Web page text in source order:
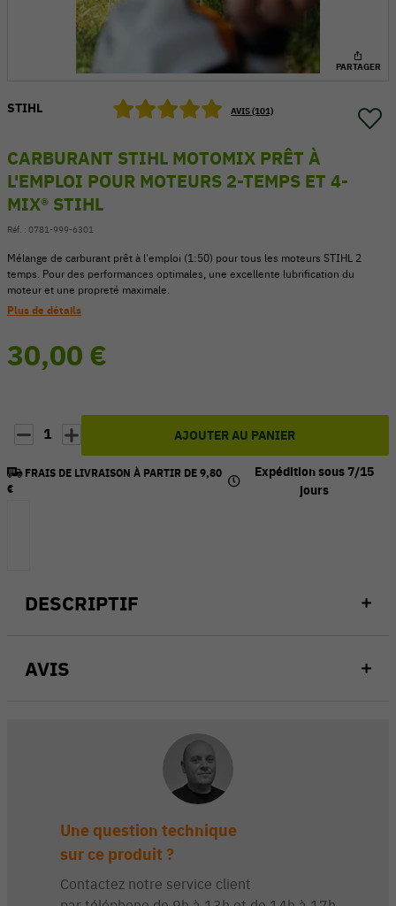
PARTAGER
DESCRIPTIF
AVIS
STIHL AVIS (101)
CARBURANT STIHL MOTOMIX PRÊT À
L'EMPLOI POUR MOTEURS 2-TEMPS ET 4-
MIX® STIHL
Réf. : 0781-999-6301
Mélange de carburant prêt à l'emploi (1:50) pour tous les moteurs STIHL 2
temps. Pour des performances optimales, une excellente lubrification du
moteur et une propreté maximale.
Plus de détails
30,00 €
1 AJOUTER AU PANIER
FRAIS DE LIVRAISON À PARTIR DE 9,80
€
Expédition sous 7/15
jours
Une question technique
sur ce produit ?
Contactez notre service client